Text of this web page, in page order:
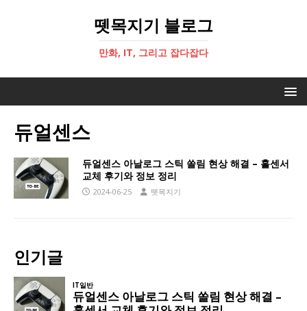
뗏목지기 블로그
만화, IT, 그리고 잡다잡다
듀얼센스
듀얼센스 아날로그 스틱 쏠림 현상 해결 – 홀센서
교체 후기와 정보 정리
2024-06-25 뗏목지기
인기글